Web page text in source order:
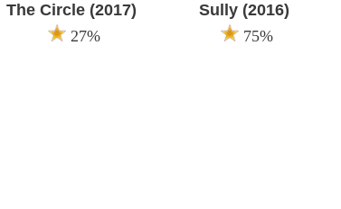
The Circle (2017)
27%
Sully (2016)
75%